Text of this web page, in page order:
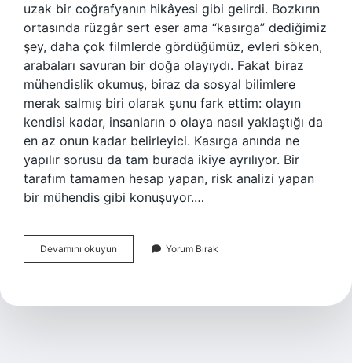
uzak bir coğrafyanın hikâyesi gibi gelirdi. Bozkırın
ortasında rüzgâr sert eser ama “kasırga” dediğimiz
şey, daha çok filmlerde gördüğümüz, evleri söken,
arabaları savuran bir doğa olayıydı. Fakat biraz
mühendislik okumuş, biraz da sosyal bilimlere
merak salmış biri olarak şunu fark ettim: olayın
kendisi kadar, insanların o olaya nasıl yaklaştığı da
en az onun kadar belirleyici. Kasırga anında ne
yapılır sorusu da tam burada ikiye ayrılıyor. Bir
tarafım tamamen hesap yapan, risk analizi yapan
bir mühendis gibi konuşuyor.…
Devamını okuyun
anında
?
Yorum Bırak